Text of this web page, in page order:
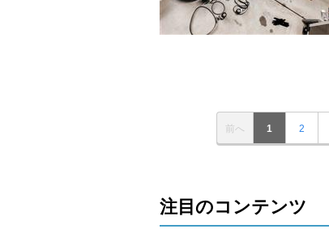
前へ 1 2
注目のコンテンツ